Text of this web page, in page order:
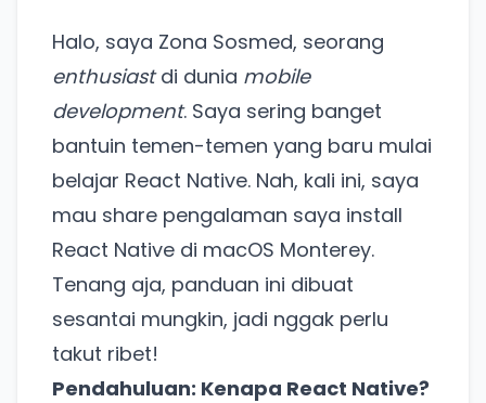
Halo, saya Zona Sosmed, seorang
enthusiastdi dunia mobile
development. Saya sering banget
bantuin temen-temen yang baru mulai
belajar React Native. Nah, kali ini, saya
mau share pengalaman saya install
React Native di macOS Monterey.
Tenang aja, panduan ini dibuat
sesantai mungkin, jadi nggak perlu
takut ribet!
Pendahuluan: Kenapa React Native?